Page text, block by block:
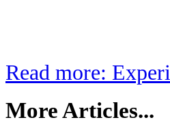
Read more:
More Articles...